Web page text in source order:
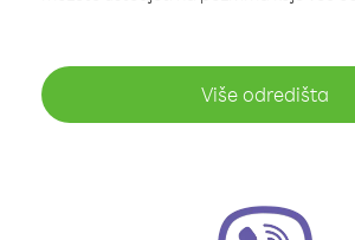
Više odredišta